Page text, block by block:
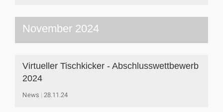
November 2024
Virtueller Tischkicker - Abschlusswettbewerb
2024
News 28.11.24